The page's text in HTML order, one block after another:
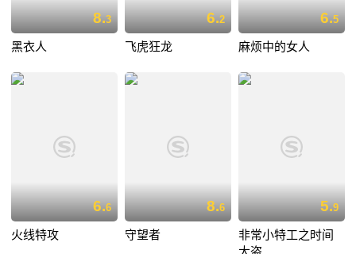
8.3
黑衣人
6.2
飞虎狂龙
6.5
麻烦中的女人
6.6
火线特攻
8.6
守望者
5.9
非常小特工之时间